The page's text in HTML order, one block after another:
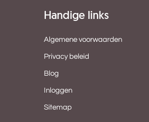
Handige links
Algemene voorwaarden
Privacy beleid
Blog
Inloggen
Sitemap